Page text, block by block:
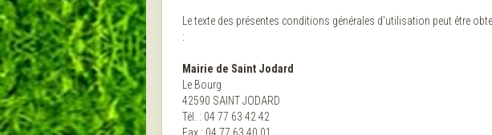
Le texte des présentes conditions générales d'utilisation peut être
:
Mairie de Saint Jodard
Le Bourg
42590 SAINT JODARD
Tél. : 04 77 63 42 42